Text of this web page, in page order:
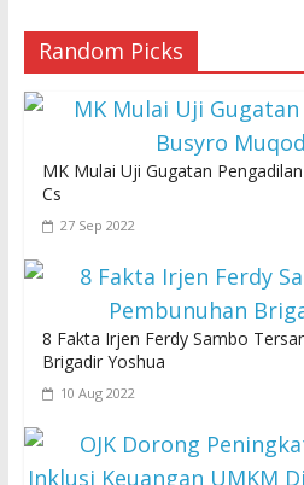
Random Picks
MK Mulai Uji Gugatan
Cs
27 Sep 2022
8 Fakta Irjen Ferdy Sambo
Brigadir Yoshua
10 Aug 2022